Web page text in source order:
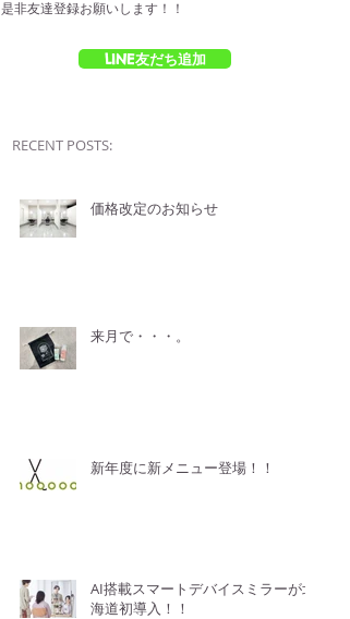
是非友達登録お願いします！！
LINE友だち追加
RECENT POSTS:
価格改定のお知らせ
来月で・・・。
新年度に新メニュー登場！！
AI搭載スマートデバイスミラーが北
海道初導入！！